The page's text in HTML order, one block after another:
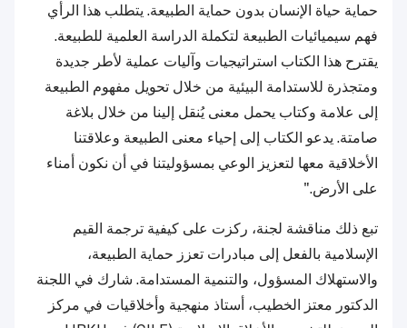
حماية حياة الإنسان بدون حماية الطبيعة. يتطلب هذا الرأي
فهم سيميائيات الطبيعة لتكملة الدراسة العلمية للطبيعة.
يقترح هذا الكتاب استراتيجيات وآليات عملية لأطر جديدة
ومتجذرة للاستدامة البيئية من خلال تحويل مفهوم الطبيعة
إلى علامة وكتاب يحمل معنى يُنقل إلينا من خلال بلاغة
صامتة. يدعو الكتاب إلى إحياء معنى الطبيعة وعلاقتنا
الأخلاقية معها لتعزيز الوعي بمسؤوليتنا في أن نكون أمناء
على الأرض."
تبع ذلك مناقشة لجنة، ركزت على كيفية ترجمة القيم
الإسلامية بالفعل إلى مبادرات تعزز حماية الطبيعة،
والاستهلاك المسؤول، والتنمية المستدامة. شارك في اللجنة
الدكتور معتز الخطيب، أستاذ منهجية وأخلاقيات في مركز